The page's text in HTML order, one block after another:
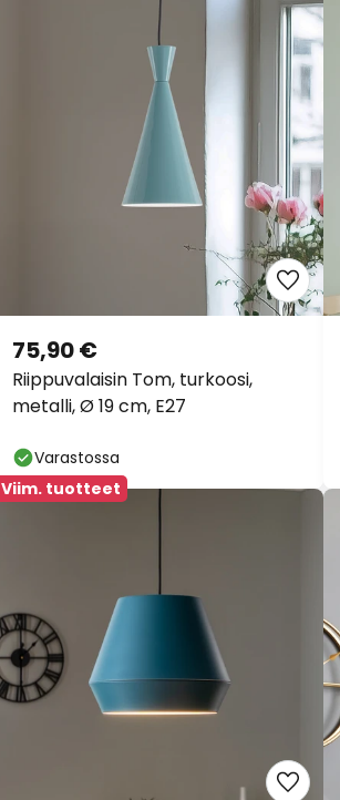
Riippuvalaisin Tom, turkoosi,
metalli, Ø 19 cm, E27
75,90 €
Varastossa
Viim. tuotteet